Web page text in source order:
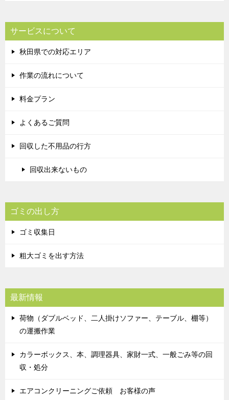
サービスについて
秋田県での対応エリア
作業の流れについて
料金プラン
よくあるご質問
回収した不用品の行方
回収出来ないもの
ゴミの出し方
ゴミ収集日
粗大ゴミを出す方法
最新情報
荷物（ダブルベッド、二人掛けソファー、テーブル、棚等）
の運搬作業
カラーボックス、本、調理器具、家財一式、一般ごみ等の回
収・処分
エアコンクリーニングご依頼 お客様の声